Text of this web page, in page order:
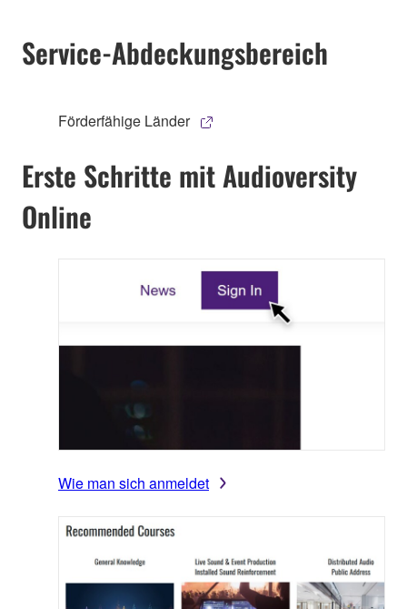
Service-Abdeckungsbereich
Förderfähige Länder
Erste Schritte mit Audioversity
Online
Wie man sich anmeldet